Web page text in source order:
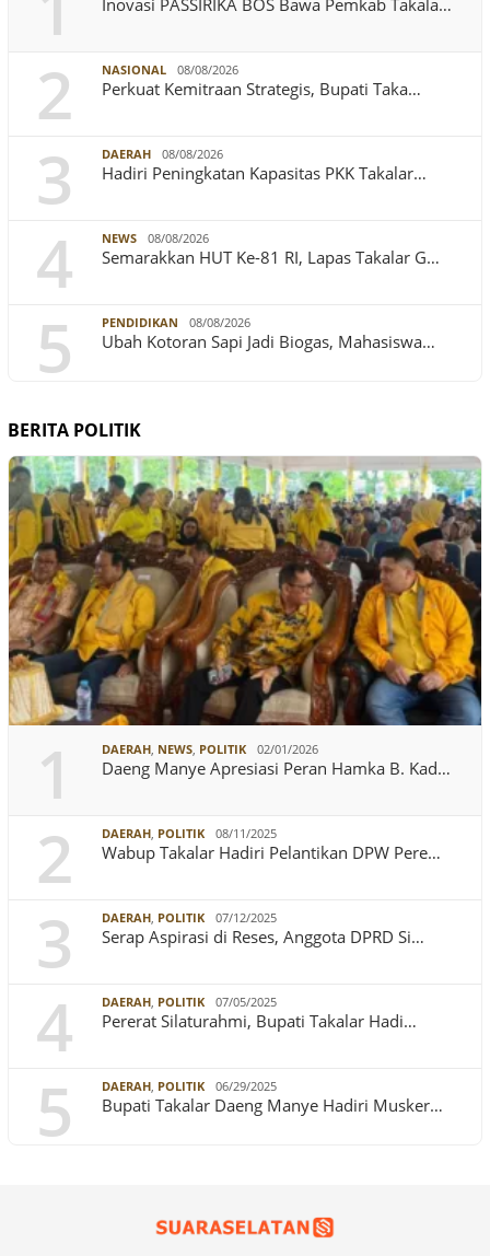
Inovasi PASSIRIKA BOS Bawa Pemkab Takala…
2 NASIONAL 08/08/2026
Perkuat Kemitraan Strategis, Bupati Taka…
3 DAERAH 08/08/2026
Hadiri Peningkatan Kapasitas PKK Takalar…
4 NEWS 08/08/2026
Semarakkan HUT Ke-81 RI, Lapas Takalar G…
5 PENDIDIKAN 08/08/2026
Ubah Kotoran Sapi Jadi Biogas, Mahasiswa…
BERITA POLITIK
1 DAERAH, NEWS, POLITIK 02/01/2026
Daeng Manye Apresiasi Peran Hamka B. Kad…
2 DAERAH, POLITIK 08/11/2025
Wabup Takalar Hadiri Pelantikan DPW Pere…
3 DAERAH, POLITIK 07/12/2025
Serap Aspirasi di Reses, Anggota DPRD Si…
4 DAERAH, POLITIK 07/05/2025
Pererat Silaturahmi, Bupati Takalar Hadi…
5 DAERAH, POLITIK 06/29/2025
Bupati Takalar Daeng Manye Hadiri Musker…